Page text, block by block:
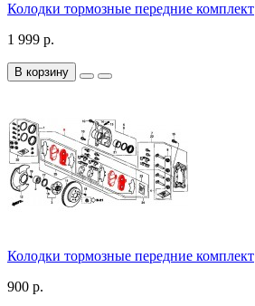
Колодки тормозные передние комплект
1 999 р.
В корзину
Колодки тормозные передние комплект
900 р.